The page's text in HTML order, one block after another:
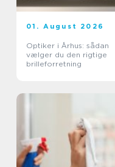
01. August 2026
Optiker i Århus: sådan
vælger du den rigtige
brilleforretning